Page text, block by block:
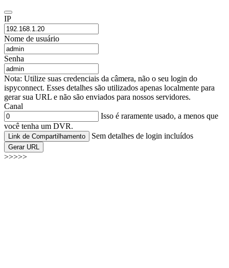
IP
Nome de usuário
Senha
Nota: Utilize suas credenciais da câmera, não o seu login do
ispyconnect. Esses detalhes são utilizados apenas localmente para
gerar sua URL e não são enviados para nossos servidores.
Canal
Isso é raramente usado, a menos que
você tenha um DVR.
Link de Compartilhamento Sem detalhes de login incluídos
Gerar URL
>>>>>